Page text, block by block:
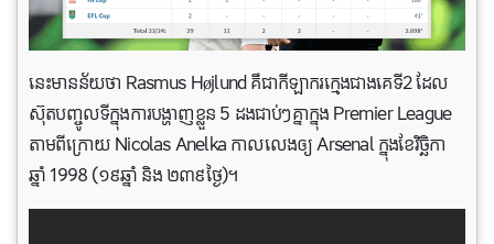
នេះមានន័យថា Rasmus Højlund គឺជាកីឡាករក្មេងជាងគេទី2 ដែល
ស៊ុតបញ្ចូលទី​ក្នុងការបង្ហាញខ្លួន 5 ដងជាប់ៗគ្នាក្នុង Premier League
តាមពីក្រោយ Nicolas Anelka កាលលេងឲ្យ Arsenal ក្នុងខែវិច្ឆិកា
ឆ្នាំ 1998 (១៩ឆ្នាំ និង ២៣៩ថ្ងៃ)។